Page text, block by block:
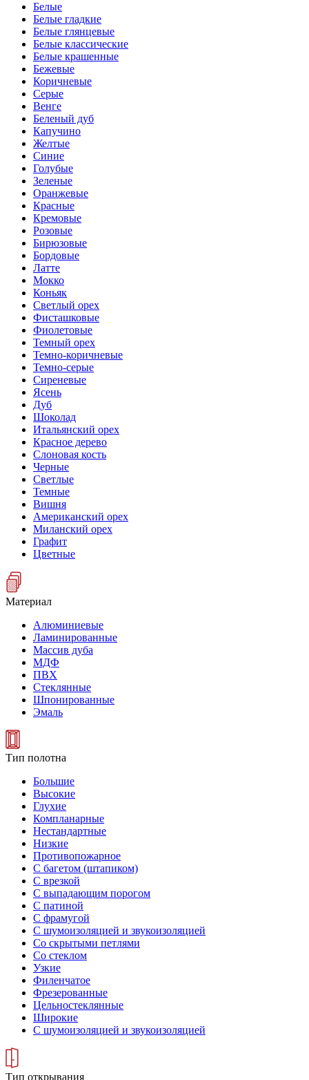
Белые
Белые гладкие
Белые глянцевые
Белые классические
Белые крашенные
Бежевые
Коричневые
Серые
Венге
Беленый дуб
Капучино
Желтые
Синие
Голубые
Зеленые
Оранжевые
Красные
Кремовые
Розовые
Бирюзовые
Бордовые
Латте
Мокко
Коньяк
Светлый орех
Фисташковые
Фиолетовые
Темный орех
Темно-коричневые
Темно-серые
Сиреневые
Ясень
Дуб
Шоколад
Итальянский орех
Красное дерево
Слоновая кость
Черные
Светлые
Темные
Вишня
Американский орех
Миланский орех
Графит
Цветные
Материал
Алюминиевые
Ламинированные
Массив дуба
МДФ
ПВХ
Стеклянные
Шпонированные
Эмаль
Тип полотна
Большие
Высокие
Глухие
Компланарные
Нестандартные
Низкие
Противопожарное
С багетом (штапиком)
С врезкой
С выпадающим порогом
С патиной
С фрамугой
С шумоизоляцией и звукоизоляцией
Со скрытыми петлями
Со стеклом
Узкие
Филенчатое
Фрезерованные
Цельностеклянные
Широкие
С шумоизоляцией и звукоизоляцией
Тип открывания